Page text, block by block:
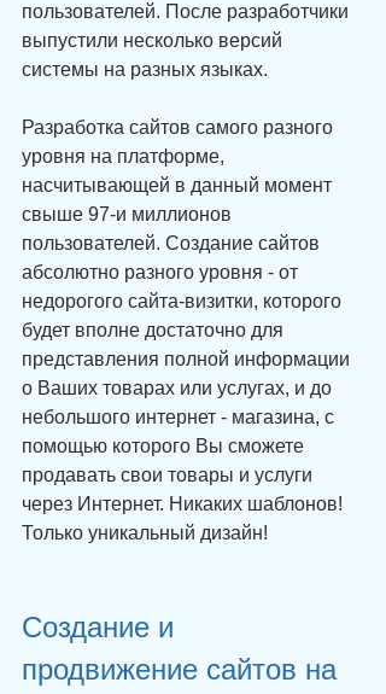
пользователей. После разработчики
выпустили несколько версий
системы на разных языках.
Разработка сайтов самого разного
уровня на платформе,
насчитывающей в данный момент
свыше 97-и миллионов
пользователей. Создание сайтов
абсолютно разного уровня - от
недорогого сайта-визитки, которого
будет вполне достаточно для
представления полной информации
о Ваших товарах или услугах, и до
небольшого интернет - магазина, с
помощью которого Вы сможете
продавать свои товары и услуги
через Интернет. Никаких шаблонов!
Только уникальный дизайн!
Создание и
продвижение сайтов на